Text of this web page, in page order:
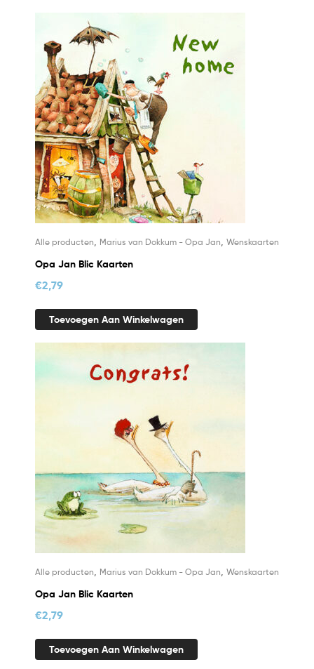
Alle producten Marius van Dokkum - Opa Jan Wenskaarten
Opa Jan Blic Kaarten
€2,79
Toevoegen Aan Winkelwagen
Alle producten Marius van Dokkum - Opa Jan Wenskaarten
Opa Jan Blic Kaarten
€2,79
Toevoegen Aan Winkelwagen